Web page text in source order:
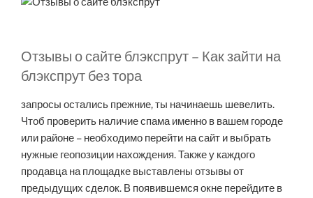
Отзывы о сайте блэкспрут – Как зайти на
блэкспрут без тора
запросы остались прежние, ты начинаешь шевелить.
Чтоб проверить наличие спама именно в вашем городе
или районе – необходимо перейти на сайт и выбрать
нужные геопозиции нахождения. Также у каждого
продавца на площадке выставлены отзывы от
предыдущих сделок. В появившемся окне перейдите в